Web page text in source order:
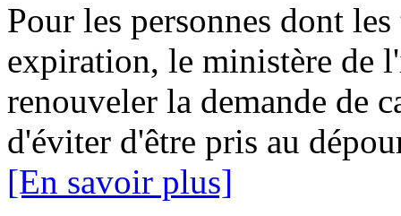
Pour les personnes dont
expiration, le ministère de
renouveler la demande de
d'éviter d'être pris au
[En savoir plus]